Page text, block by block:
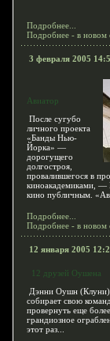
Подробнее...
Подробнее - в новом
3 февраля 2005
Авиатор
После сугубо
личного проекта
«Банды Нью-
Йорка» —
дорогущего
долгостроя,
провалившегося в
киноакадемиками, —
кино публичным.
Подробнее...
Подробнее - в новом
12 января 2005
12 друзей Оушена
Дэнни Оушн (Клуни)
собирает свою
провернуть еще более
грандиозное
этот раз...